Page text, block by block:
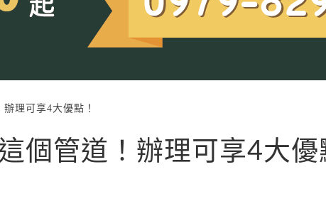
理可享4大優點！
個管道！辦理可享4大優